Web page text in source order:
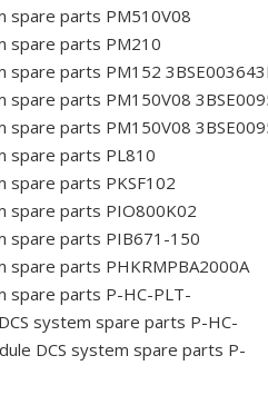
spare parts PM510V08
spare parts PM210
spare parts PM152
spare parts PM150V08
spare parts PM150V08
spare parts PL810
spare parts PKSF102
spare parts PIO800K02
spare parts PIB671-150
spare parts PHKRMPBA2000A
spare parts P-HC-PLT-
system spare parts P-HC-
DCS system spare parts P-